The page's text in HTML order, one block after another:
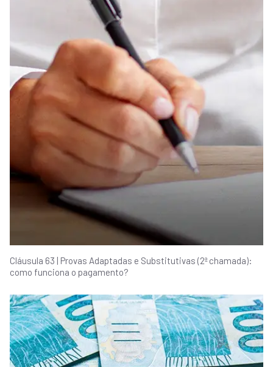
Cláusula 63 | Provas Adaptadas e Substitutivas (2ª chamada):
como funciona o pagamento?